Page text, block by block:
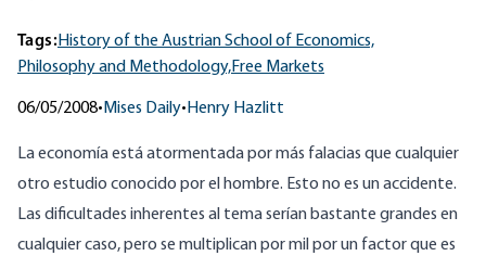
Tags:History of the Austrian School of Economics,
Philosophy and Methodology,Free Markets
06/05/2008• Mises Daily• Henry Hazlitt
La economía está atormentada por más falacias que cualquier
otro estudio conocido por el hombre. Esto no es un accidente.
Las dificultades inherentes al tema serían bastante grandes en
cualquier caso, pero se multiplican por mil por un factor que es